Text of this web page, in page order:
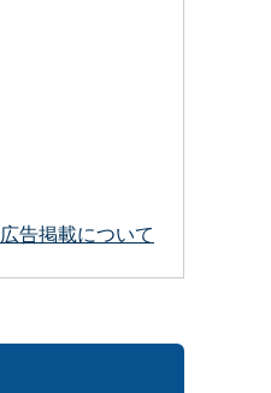
広告掲載について